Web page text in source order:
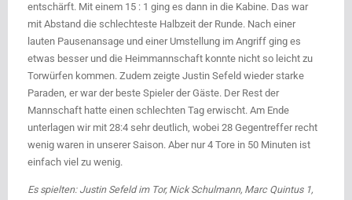
entschärft. Mit einem 15 : 1 ging es dann in die Kabine. Das war
mit Abstand die schlechteste Halbzeit der Runde. Nach einer
lauten Pausenansage und einer Umstellung im Angriff ging es
etwas besser und die Heimmannschaft konnte nicht so leicht zu
Torwürfen kommen. Zudem zeigte Justin Sefeld wieder starke
Paraden, er war der beste Spieler der Gäste. Der Rest der
Mannschaft hatte einen schlechten Tag erwischt. Am Ende
unterlagen wir mit 28:4 sehr deutlich, wobei 28 Gegentreffer recht
wenig waren in unserer Saison. Aber nur 4 Tore in 50 Minuten ist
einfach viel zu wenig.
Es spielten: Justin Sefeld im Tor, Nick Schulmann, Marc Quintus 1,